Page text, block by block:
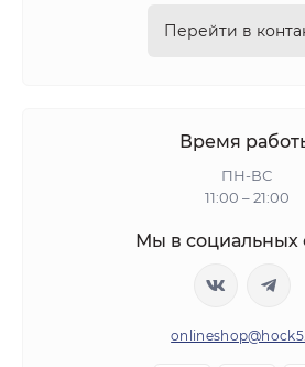
Перейти в
Время
ПН-ВС
11:00 – 21:00
Мы в социальных